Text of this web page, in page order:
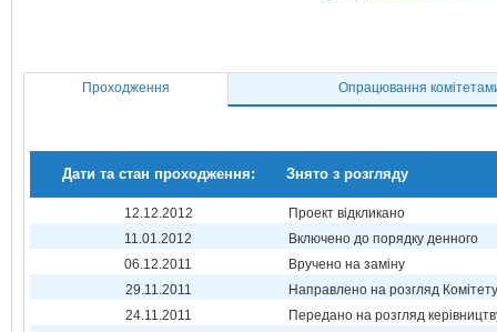
Проходження Опрацювання
Дати та стан проходження: Знято з розгляду
12.12.2012
Проект відкликано
11.01.2012
Включено до порядку денного
06.12.2011
Вручено на заміну
29.11.2011
Направлено на розгляд Комітету
24.11.2011
Передано на розгляд